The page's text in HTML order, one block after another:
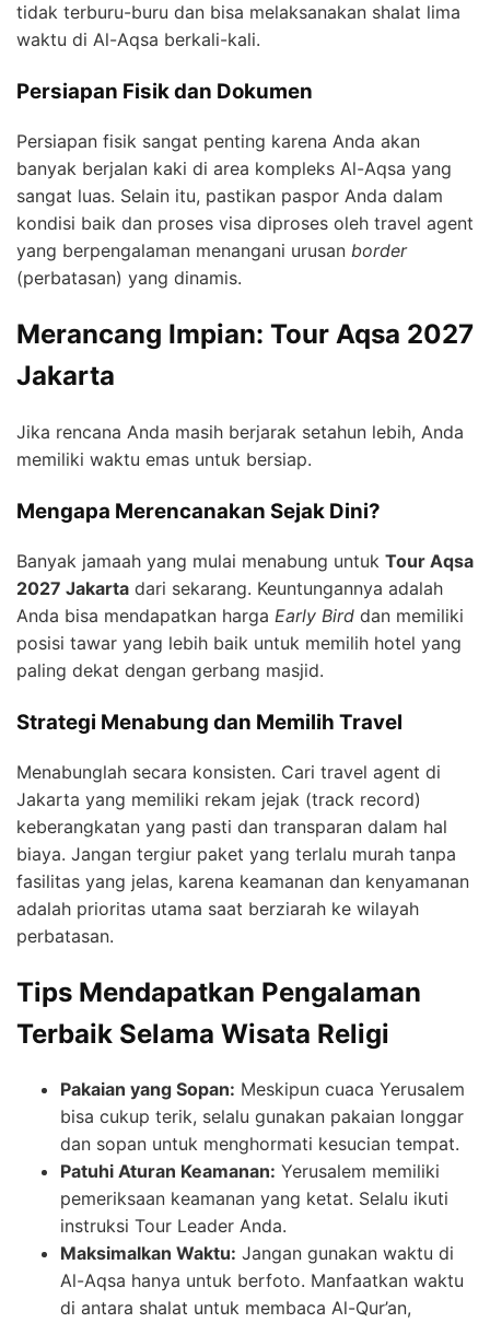
tidak terburu-buru dan bisa melaksanakan shalat lima
waktu di Al-Aqsa berkali-kali.
Persiapan Fisik dan Dokumen
Persiapan fisik sangat penting karena Anda akan
banyak berjalan kaki di area kompleks Al-Aqsa yang
sangat luas. Selain itu, pastikan paspor Anda dalam
kondisi baik dan proses visa diproses oleh travel agent
yang berpengalaman menangani urusan border
(perbatasan) yang dinamis.
Merancang Impian: Tour Aqsa 2027
Jakarta
Jika rencana Anda masih berjarak setahun lebih, Anda
memiliki waktu emas untuk bersiap.
Mengapa Merencanakan Sejak Dini?
Banyak jamaah yang mulai menabung untuk Tour Aqsa
2027 Jakarta dari sekarang. Keuntungannya adalah
Anda bisa mendapatkan harga Early Bird dan memiliki
posisi tawar yang lebih baik untuk memilih hotel yang
paling dekat dengan gerbang masjid.
Strategi Menabung dan Memilih Travel
Menabunglah secara konsisten. Cari travel agent di
Jakarta yang memiliki rekam jejak (track record)
keberangkatan yang pasti dan transparan dalam hal
biaya. Jangan tergiur paket yang terlalu murah tanpa
fasilitas yang jelas, karena keamanan dan kenyamanan
adalah prioritas utama saat berziarah ke wilayah
perbatasan.
Tips Mendapatkan Pengalaman
Terbaik Selama Wisata Religi
Pakaian yang Sopan: Meskipun cuaca Yerusalem
bisa cukup terik, selalu gunakan pakaian longgar
dan sopan untuk menghormati kesucian tempat.
Patuhi Aturan Keamanan: Yerusalem memiliki
pemeriksaan keamanan yang ketat. Selalu ikuti
instruksi Tour Leader Anda.
Maksimalkan Waktu: Jangan gunakan waktu di
Al-Aqsa hanya untuk berfoto. Manfaatkan waktu
di antara shalat untuk membaca Al-Qur’an,